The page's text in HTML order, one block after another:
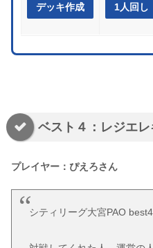
デッキ作成 1人回し
ベスト４：レジエ
プレイヤー：ぴえろさん
シティリーグ大宮PAO best4